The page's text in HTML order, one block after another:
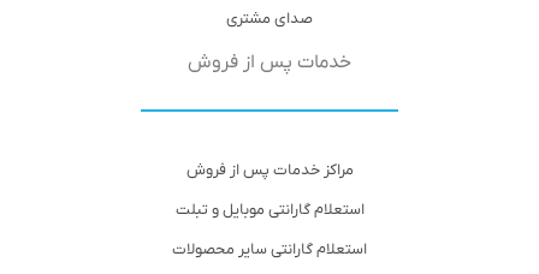
صدای مشتری
خدمات پس از فروش
مراکز خدمات پس از فروش
استعلام گارانتی موبایل و تبلت
استعلام گارانتی سایر محصولات